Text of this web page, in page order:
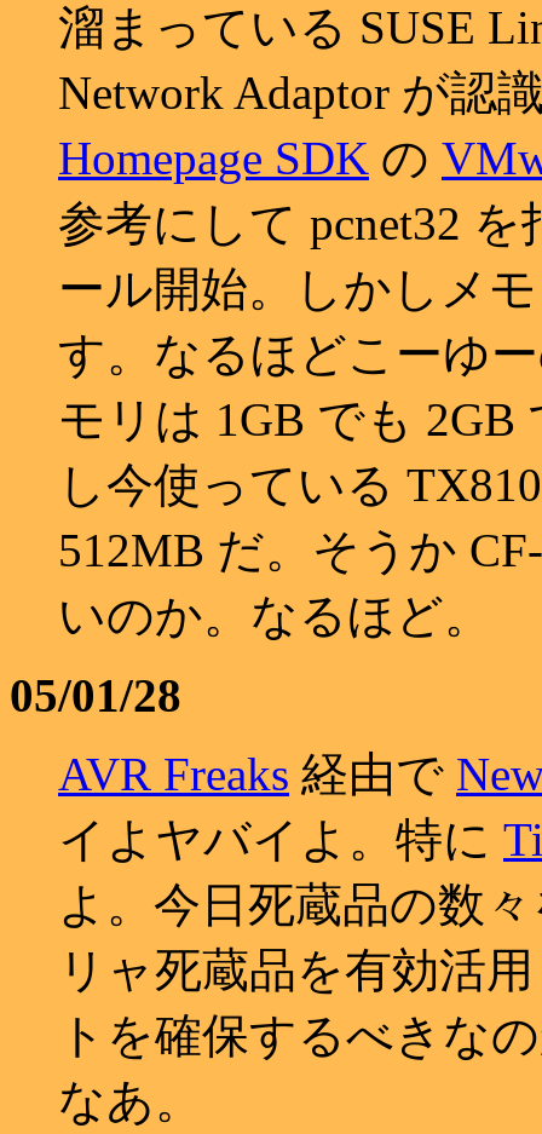
溜まっている SUSE
Network Adaptor が認
Homepage SDK の
参考にして pcnet32
ール開始。しかしメ
す。なるほどこーゆ
モリは 1GB でも
し今使っている
512MB だ。そうか
いのか。なるほど。
05/01/28
AVR Freaks 経由で
イよヤバイよ。特に
よ。今日死蔵品の数
リャ死蔵品を有効活
トを確保するべきな
なあ。